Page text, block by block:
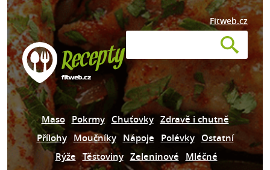
Fitweb.cz
Maso Pokrmy Chuťovky Zdravě i chutně
Přílohy Moučníky Nápoje Polévky Ostatní
Rýže Těstoviny Zeleninové Mléčné